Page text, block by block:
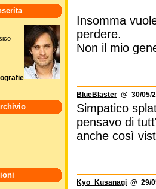
Insomma
perdere.
Non il mio
BlueBlaster @ 30/05/
Simpatico
pensavo di
anche così
Kyo_Kusanagi @ 29/